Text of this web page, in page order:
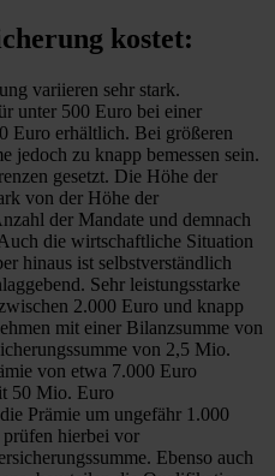
kostet:
variieren sehr stark.
unter 500 Euro bei einer
Euro erhältlich. Bei größeren
jedoch zu knapp bemessen sein.
gesetzt. Die Höhe der
von der Höhe der
der Mandate und demnach
die wirtschaftliche Situation
hinaus ist selbstverständlich
Sehr leistungsstarke
2.000 Euro und knapp
mit einer Bilanzsumme von
von 2,5 Mio.
von etwa 7.000 Euro
50 Mio. Euro
Prämie um ungefähr 1.000
prüfen hierbei vor
Ebenso auch